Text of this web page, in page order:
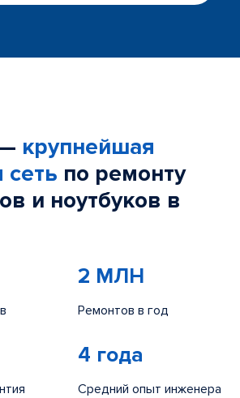
крупнейшая
сеть по ремонту
и ноутбуков в
2 МЛН
Ремонтов в год
4 года
Средний опыт инженера